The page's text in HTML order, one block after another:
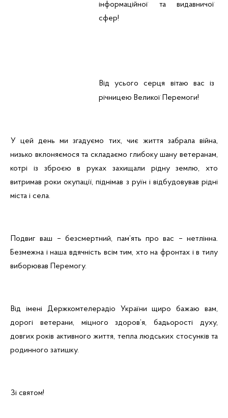
інформаційної та видавничої
сфер!
Від усього серця вітаю вас із
річницею Великої Перемоги!
У цей день ми згадуємо тих, чиє життя забрала війна,
низько вклоняємося та складаємо глибоку шану ветеранам,
котрі із зброєю в руках захищали рідну землю, хто
витримав роки окупації, піднімав з руїн і відбудовував рідні
міста і села.
Подвиг ваш – безсмертний, пам’ять про вас – нетлінна.
Безмежна і наша вдячність всім тим, хто на фронтах і в тилу
виборював Перемогу.
Від імені Держкомтелерадіо України щиро бажаю вам,
дорогі ветерани, міцного здоров’я, бадьорості духу,
довгих років активного життя, тепла людських стосунків та
родинного затишку.
Зі святом!